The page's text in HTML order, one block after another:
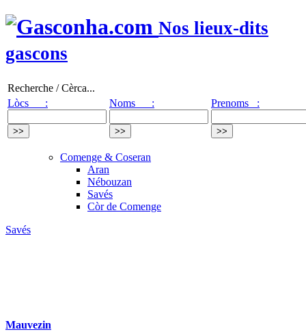
Nos lieux-dits
gascons
Recherche / Cèrca...
Lòcs :
Noms : Prenoms :
Comenge & Coseran
Aran
Nébouzan
Savés
Còr de Comenge
Savés
Mauvezin